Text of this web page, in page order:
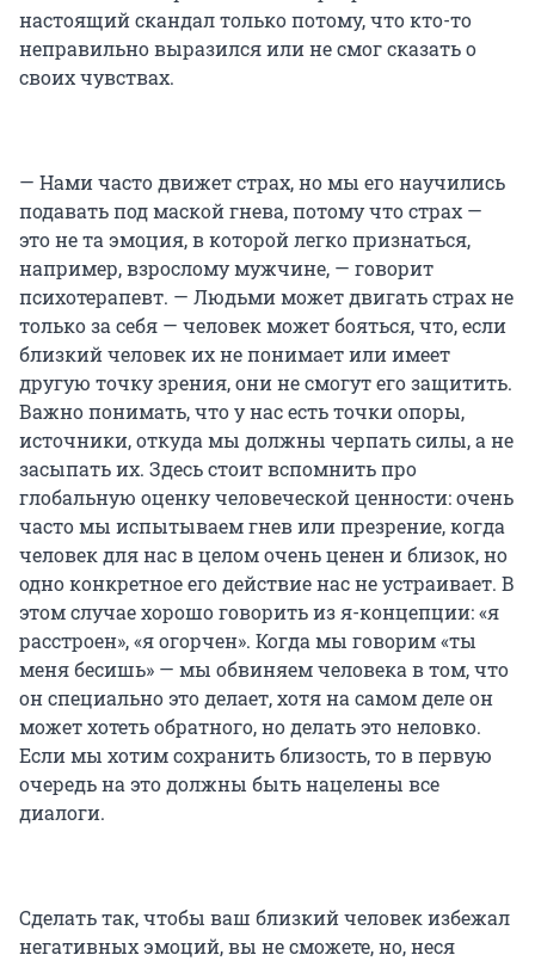
настоящий скандал только потому, что кто-то
неправильно выразился или не смог сказать о
своих чувствах.
— Нами часто движет страх, но мы его научились
подавать под маской гнева, потому что страх —
это не та эмоция, в которой легко признаться,
например, взрослому мужчине, — говорит
психотерапевт. — Людьми может двигать страх не
только за себя — человек может бояться, что, если
близкий человек их не понимает или имеет
другую точку зрения, они не смогут его защитить.
Важно понимать, что у нас есть точки опоры,
источники, откуда мы должны черпать силы, а не
засыпать их. Здесь стоит вспомнить про
глобальную оценку человеческой ценности: очень
часто мы испытываем гнев или презрение, когда
человек для нас в целом очень ценен и близок, но
одно конкретное его действие нас не устраивает. В
этом случае хорошо говорить из я-концепции: «я
расстроен», «я огорчен». Когда мы говорим «ты
меня бесишь» — мы обвиняем человека в том, что
он специально это делает, хотя на самом деле он
может хотеть обратного, но делать это неловко.
Если мы хотим сохранить близость, то в первую
очередь на это должны быть нацелены все
диалоги.
Сделать так, чтобы ваш близкий человек избежал
негативных эмоций, вы не сможете, но, неся